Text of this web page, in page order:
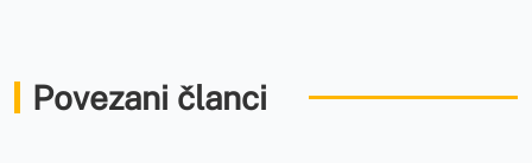
Povezani članci